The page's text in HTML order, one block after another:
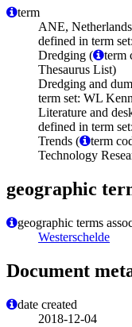
term
ANE,
defined in term
Dredging (
term
Thesaurus List)
Dredging and
term set: WL
Literature and
defined in term
Trends (
term
Technology
geographic
geographic terms
Westerschelde
Document
date created
2018-12-04